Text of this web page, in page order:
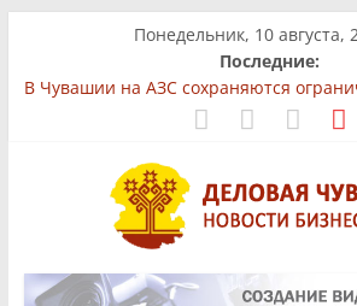
content
Понедельник, 10 августа,
Последние:
В Чувашии на АЗС сохраняются
Бизнес-парк «КУБ»: всё для роста в
Фермер из Чувашии увеличит
африканского сома втрое
«Юнител Инжиниринг» вложит 1,3 млрд
производство в Чебоксарах